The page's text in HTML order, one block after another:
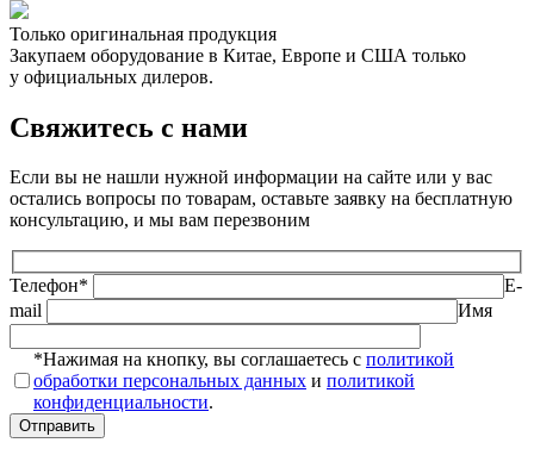
Только оригинальная продукция
Закупаем оборудование в Китае, Европе и США только
у официальных дилеров.
Свяжитесь с нами
Если вы не нашли нужной информации на сайте или у вас
остались вопросы по товарам, оставьте заявку на бесплатную
консультацию, и мы вам перезвоним
Телефон*
E-
mail
Имя
*Нажимая на кнопку, вы соглашаетесь с политикой
обработки персональных данных и политикой
конфиденциальности.